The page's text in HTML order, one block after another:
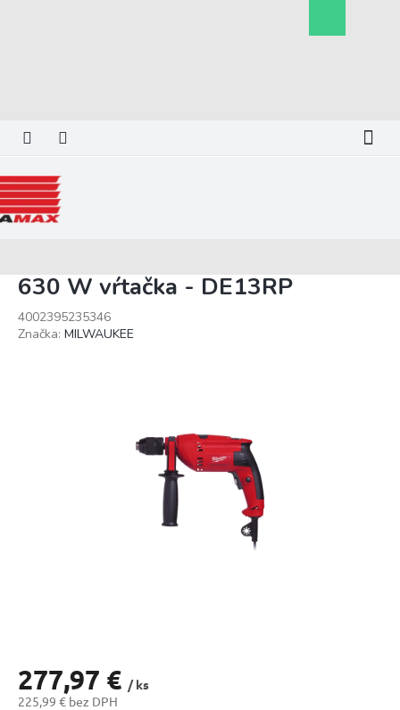
košík
630 W vŕtačka - DE13RP
4002395235346
Značka: MILWAUKEE
277,97 € / ks
225,99 € bez DPH